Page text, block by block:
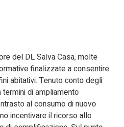
del DL Salva Casa, molte
finalizzate a consentire
abitativi. Tenuto conto degli
di ampliamento
al consumo di nuovo
incentivare il ricorso allo